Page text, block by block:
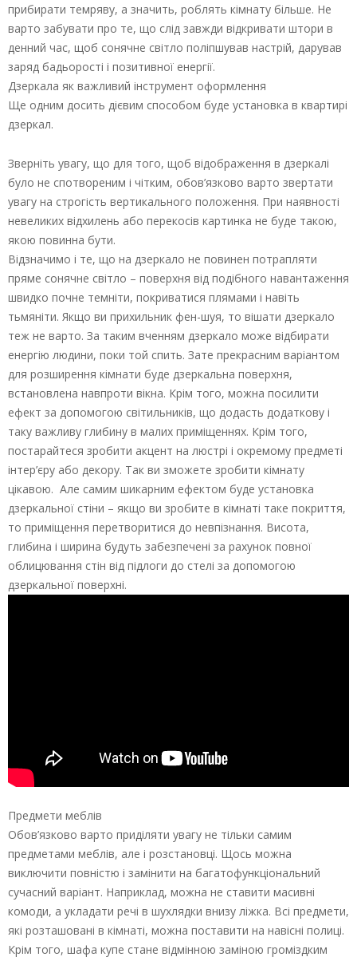
прибирати темряву, а значить, роблять кімнату більше. Не
варто забувати про те, що слід завжди відкривати штори в
денний час, щоб сонячне світло поліпшував настрій, дарував
заряд бадьорості і позитивної енергії.
Дзеркала як важливий інструмент оформлення
Ще одним досить дієвим способом буде установка в квартирі
дзеркал.
Зверніть увагу, що для того, щоб відображення в дзеркалі
було не спотвореним і чітким, обов’язково варто звертати
увагу на строгість вертикального положення. При наявності
невеликих відхилень або перекосів картинка не буде такою,
якою повинна бути.
Відзначимо і те, що на дзеркало не повинен потрапляти
пряме сонячне світло – поверхня від подібного навантаження
швидко почне темніти, покриватися плямами і навіть
тьмяніти. Якщо ви прихильник фен-шуя, то вішати дзеркало
теж не варто. За таким вченням дзеркало може відбирати
енергію людини, поки той спить. Зате прекрасним варіантом
для розширення кімнати буде дзеркальна поверхня,
встановлена навпроти вікна. Крім того, можна посилити
ефект за допомогою світильників, що додасть додаткову і
таку важливу глибину в малих приміщеннях. Крім того,
постарайтеся зробити акцент на люстрі і окремому предметі
інтер’єру або декору. Так ви зможете зробити кімнату
цікавою. Але самим шикарним ефектом буде установка
дзеркальної стіни – якщо ви зробите в кімнаті таке покриття,
то приміщення перетворитися до невпізнання. Висота,
глибина і ширина будуть забезпечені за рахунок повної
облицювання стін від підлоги до стелі за допомогою
дзеркальної поверхні.
Предмети меблів
Обов’язково варто приділяти увагу не тільки самим
предметами меблів, але і розстановці. Щось можна
виключити повністю і замінити на багатофункціональний
сучасний варіант. Наприклад, можна не ставити масивні
комоди, а укладати речі в шухлядки внизу ліжка. Всі предмети,
які розташовані в кімнаті, можна поставити на навісні полиці.
Крім того, шафа купе стане відмінною заміною громіздким